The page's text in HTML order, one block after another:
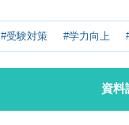
#受験対策 #学力向上
資料